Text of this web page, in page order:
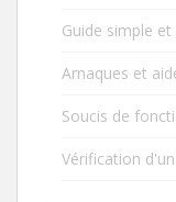
Guide simple
Arnaques et
Soucis de
Vérification